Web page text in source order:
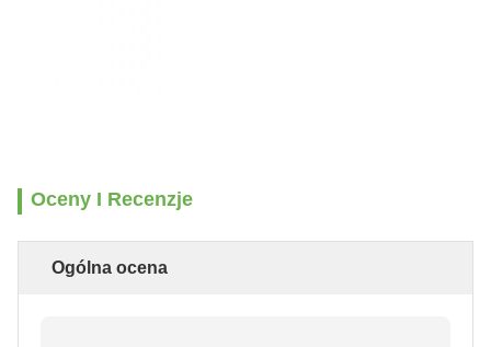
Oceny I Recenzje
Ogólna ocena